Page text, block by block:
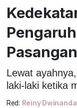
Lewat
laki-laki ketika
Red: Reiny Dwinanda